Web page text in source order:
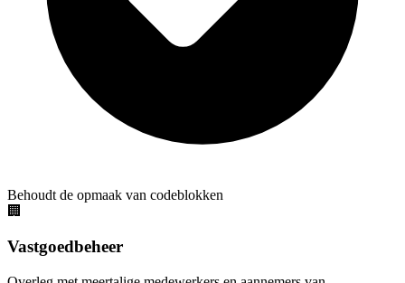
Behoudt de opmaak van codeblokken
🏢
Vastgoedbeheer